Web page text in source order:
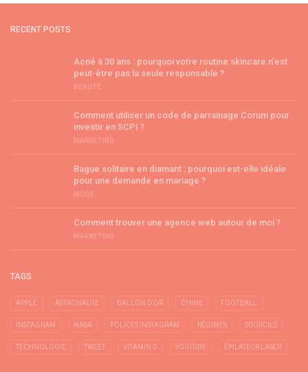
RECENT POSTS
Acné à 30 ans : pourquoi votre routine skincare n’est
peut-être pas la seule responsable ?
BEAUTÉ
Comment utiliser un code de parrainage Corum pour
investir en SCPI ?
MARKETING
Bague solitaire en diamant : pourquoi est-elle idéale
pour une demande en mariage ?
MODE
Comment trouver une agence web autour de moi ?
MARKETING
TAGS
APPLE ASTRONAUTE BALLON D'OR CHINE FOOTBALL
INSTAGRAM NASA POLICES INSTAGRAM RÉGIMES SOURCILS
TECHNOLOGIE TWEET VITAMIN D YOUTUBE ÉPILATEUR LASER